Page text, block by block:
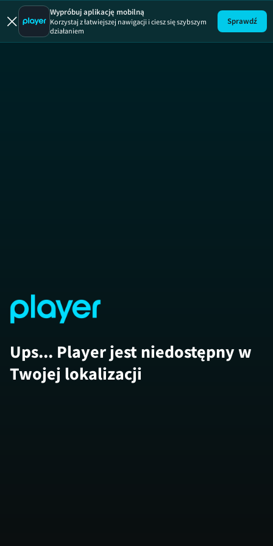
Wypróbuj aplikację mobilną
Korzystaj z łatwiejszej nawigacji i ciesz się szybszym
działaniem
Sprawdź
Ups... Player jest niedostępny w
Twojej lokalizacji